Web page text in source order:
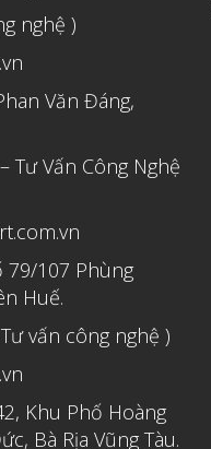
nghệ )
Văn Đáng,
Tư Vấn Công Nghệ
107 Phùng
Huế.
vấn công nghệ )
Khu Phố Hoàng
Bà Rịa Vũng Tàu.